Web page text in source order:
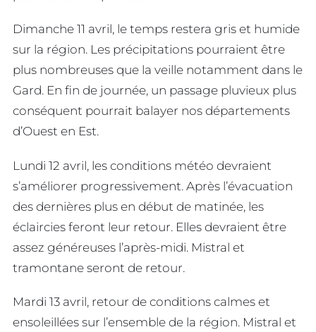
Dimanche 11 avril, le temps restera gris et humide
sur la région. Les précipitations pourraient être
plus nombreuses que la veille notamment dans le
Gard. En fin de journée, un passage pluvieux plus
conséquent pourrait balayer nos départements
d’Ouest en Est.
Lundi 12 avril, les conditions météo devraient
s’améliorer progressivement. Après l’évacuation
des dernières plus en début de matinée, les
éclaircies feront leur retour. Elles devraient être
assez généreuses l’après-midi. Mistral et
tramontane seront de retour.
Mardi 13 avril, retour de conditions calmes et
ensoleillées sur l’ensemble de la région. Mistral et